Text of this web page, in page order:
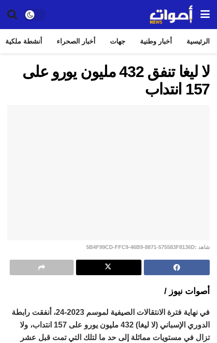
الرئيسية أخبار وطنية جهات أخبار الصحراء أنشطة ملكية
لا ليغا تنفق 432 مليون يورو على
157 انتداب
شاهد :5B4F99CD-FFC9-46B9-8871-575583F8136D
أصوات نيوز /
في نهاية فترة الانتقالات الصيفية لموسم 2023-24، أنفقت رابطة
الدوري الإسباني (لا ليغا) 432 مليون يورو على 157 انتداب، ولا
تزال في مستويات مماثلة إلى حد ما لتلك التي تمت قبل عشر